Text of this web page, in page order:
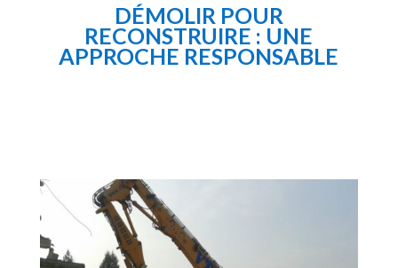
DÉMOLIR POUR
RECONSTRUIRE : UNE
APPROCHE RESPONSABLE